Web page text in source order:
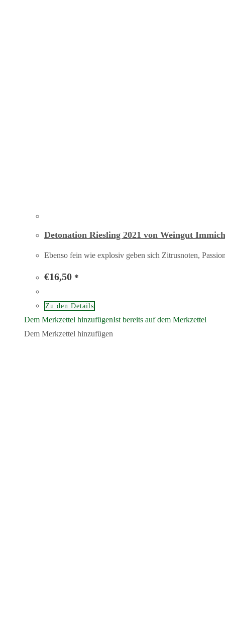
Detonation Riesling 2021 von Weingut
Ebenso fein wie explosiv geben sich Zitrusnoten,
€16,50 *
Zu den Details
Dem Merkzettel hinzufügenIst bereits auf dem Merkzettel
Dem Merkzettel hinzufügen